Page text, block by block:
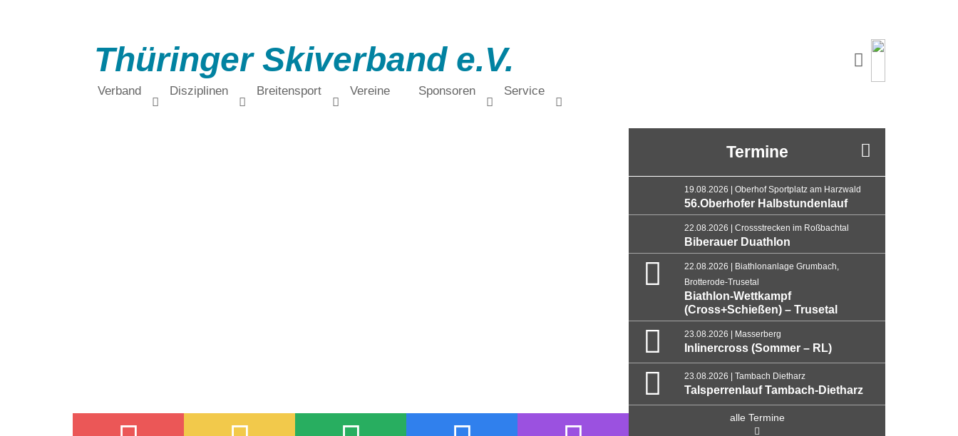
Thüringer Skiverband e.V.
Verband Disziplinen Breitensport Vereine Sponsoren Service
Termine
19.08.2026 | Oberhof Sportplatz am Harzwald
56.Oberhofer Halbstundenlauf
22.08.2026 | Crossstrecken im Roßbachtal
Biberauer Duathlon
22.08.2026 | Biathlonanlage Grumbach,
Brotterode-Trusetal
Biathlon-Wettkampf
(Cross+Schießen) – Trusetal
23.08.2026 | Masserberg
Inlinercross (Sommer – RL)
23.08.2026 | Tambach Dietharz
Talsperrenlauf Tambach-Dietharz
alle Termine